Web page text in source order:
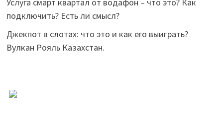
подключить? Есть ли смысл?
Джекпот в слотах: что это и как его выиграть?
Вулкан Рояль Казахстан.